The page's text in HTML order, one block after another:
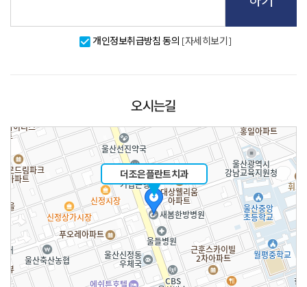
개인정보취급방침 동의 [자세히보기]
오시는길
더조은플란트치과